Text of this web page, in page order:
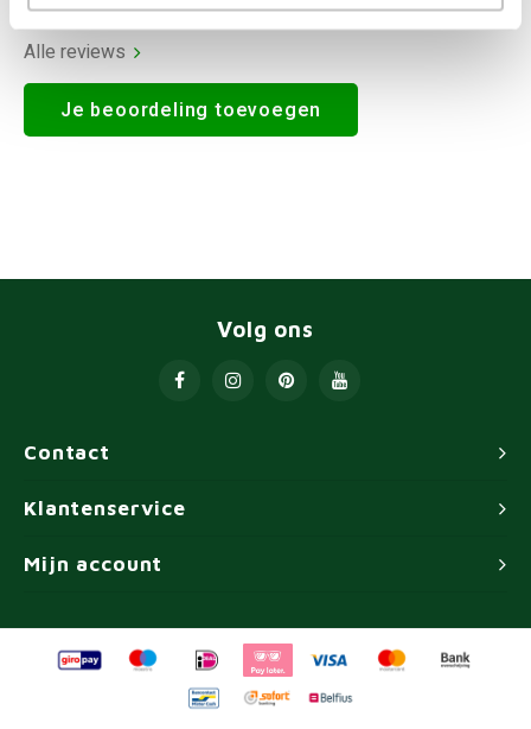
Alle reviews
Je beoordeling toevoegen
Contact
Volg ons
Klantenservice
Mijn account